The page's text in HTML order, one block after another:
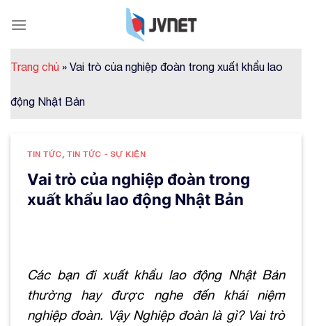
Trang chủ » Vai trò của nghiệp đoàn trong xuất khẩu lao
động Nhật Bản
TIN TỨC ,TIN TỨC - SỰ KIỆN
Vai trò của nghiệp đoàn trong
xuất khẩu lao động Nhật Bản
Các bạn đi xuất khẩu lao động Nhật Bản
thường hay được nghe đến khái niệm
nghiệp đoàn. Vậy Nghiệp đoàn là gì? Vai trò